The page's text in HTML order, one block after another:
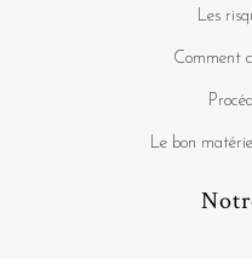
Les
Comment
Le bon